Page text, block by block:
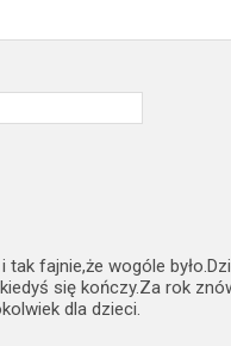
tak fajnie,że wogóle
się kończy.Za rok
dla dzieci.